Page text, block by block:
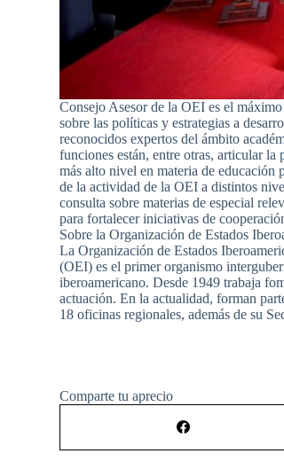
Consejo Asesor de la OEI es el
sobre las políticas y estrategias a
reconocidos expertos del ámbito
funciones están, entre otras, articular
más alto nivel en materia de
de la actividad de la OEI a distintos
consulta sobre materias de especial
para fortalecer iniciativas de
Sobre la Organización de Estados
La Organización de Estados
(OEI) es el primer organismo
iberoamericano. Desde 1949 trabaja
actuación. En la actualidad, forman
18 oficinas regionales, además de su
Comparte tu aprecio